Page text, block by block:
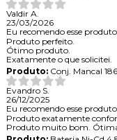
Valdir A.
23/03/2026
Eu recomendo esse produto.
Produto perfeito.
Ótimo produto.
Exatamente o que solicitei.
Produto:Conj. Mancal
Evandro S.
26/12/2025
Eu recomendo esse produto.
Produto exatamente
Produto muito bom.